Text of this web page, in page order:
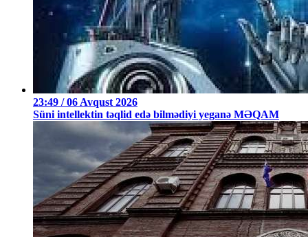
23:49 / 06 Avqust 2026
Süni intellektin təqlid edə bilmədiyi yeganə MƏQAM